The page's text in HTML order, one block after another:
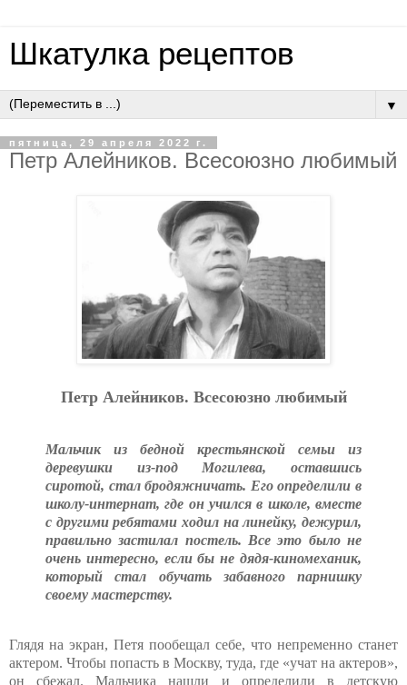
Шкатулка рецептов
▼
пятница, 29 апреля 2022 г.
Петр Алейников. Всесоюзно любимый
Петр Алейников. Всесоюзно любимый
Мальчик из бедной крестьянской семьи из
деревушки из-под Могилева, оставшись
сиротой, стал бродяжничать. Его определили в
школу-интернат, где он учился в школе, вместе
с другими ребятами ходил на линейку, дежурил,
правильно застилал постель. Все это было не
очень интересно, если бы не дядя-киномеханик,
который стал обучать забавного парнишку
своему мастерству.
Глядя на экран, Петя пообещал себе, что непременно станет
актером. Чтобы попасть в Москву, туда, где «учат на актеров»,
он сбежал. Мальчика нашли и определили в детскую